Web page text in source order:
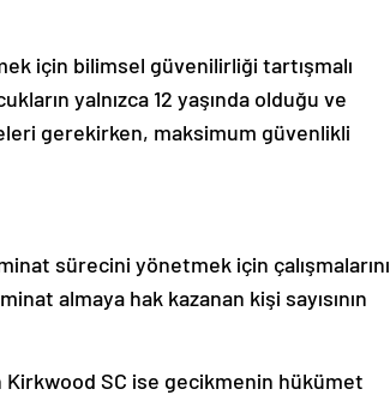
için bilimsel güvenilirliği tartışmalı
yalnızca 12 yaşında olduğu ve
gerekirken, maksimum güvenlikli
sürecini yönetmek için çalışmalarını
almaya hak kazanan kişi sayısının
SC ise gecikmenin hükümet